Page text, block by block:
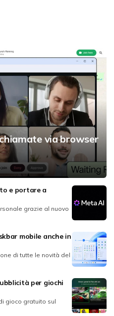
via browser
e portare a
grazie al nuovo
mobile anche in
di tutte le novità del
per giochi
gioco gratuito sul